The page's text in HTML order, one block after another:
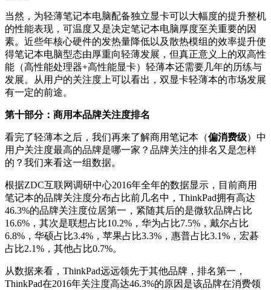
当然，为轻薄笔记本电脑配备独立显卡可以大幅度的提升整机
的性能表现，可温度又是决定笔记本电脑厚度至关重要的因
素。近些年核心硬件的发热量降低以及散热模组的效率提升使
得笔记本电脑型态由厚重向轻薄发展，但真正意义上的双高性
能（高性能处理器+高性能显卡）轻薄本还需要几年的历练与
发展。从用户的关注度上可以看出，双显卡轻薄本的市场发展
有一定的前途。
第十部分：商用本品牌关注度排名
看完了轻薄本之后，我们再来了解商用笔记本（偏消费级）中
用户关注度最高的品牌是哪一家？品牌关注的排名又是怎样
的？我们来看这一组数据。
根据ZDC互联网调研中心2016年全年的数据显示，目前商用
笔记本的品牌关注度分布占比前几名中，ThinkPad拥有高达
46.3%的品牌关注度位居第一，紧随其后的是微软品牌占比
16.6%，其次是联想占比10.2%，华为占比7.5%，戴尔占比
6.8%，华硕占比3.4%，苹果占比3.3%，惠普占比3.1%，宏碁
占比2.1%，其他占比0.7%。
从数据来看，ThinkPad远远领先于其他品牌，排名第一，
ThinkPad在2016年关注度高达46.3%的原因是该品牌在消费领